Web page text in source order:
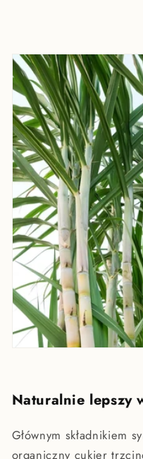
Naturalnie lepszy
Głównym składnikiem
organiczny cukier